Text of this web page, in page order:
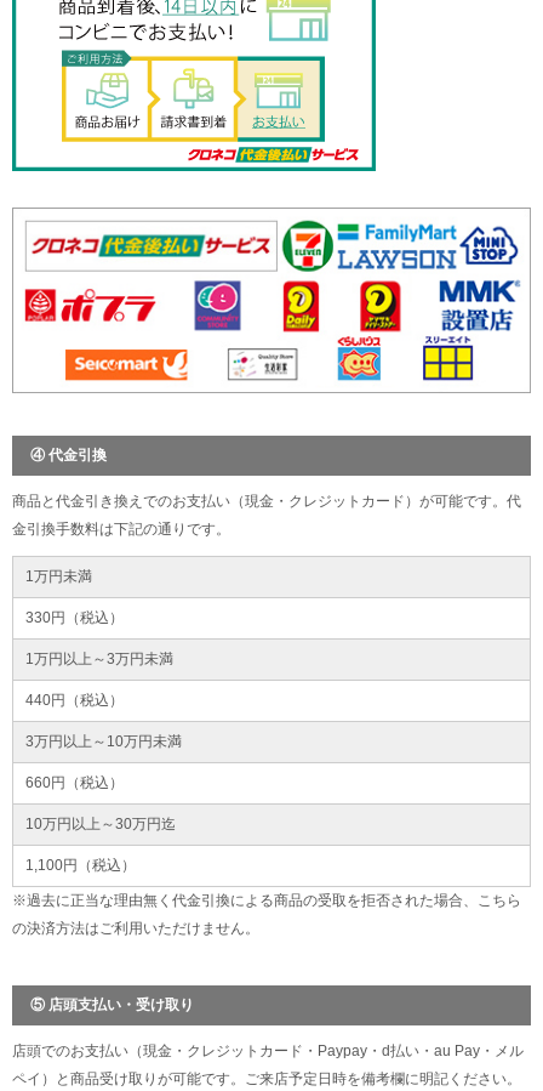
④ 代金引換
商品と代金引き換えでのお支払い（現金・クレジットカード）が可能です。代
金引換手数料は下記の通りです。
1万円未満
330円（税込）
1万円以上～3万円未満
440円（税込）
3万円以上～10万円未満
660円（税込）
10万円以上～30万円迄
1,100円（税込）
※過去に正当な理由無く代金引換による商品の受取を拒否された場合、こちら
の決済方法はご利用いただけません。
⑤ 店頭支払い・受け取り
店頭でのお支払い（現金・クレジットカード・Paypay・d払い・au Pay・メル
ペイ）と商品受け取りが可能です。ご来店予定日時を備考欄に明記ください。